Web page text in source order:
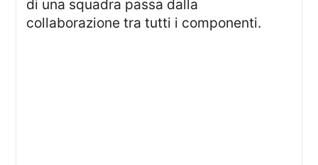
di una squadra passa dalla
collaborazione tra tutti i componenti.